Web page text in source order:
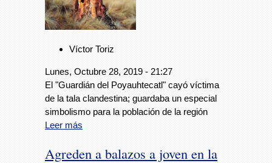
Víctor Toriz
Lunes, Octubre 28, 2019 - 21:27
El "Guardián del Poyauhtecatl" cayó víctima
de la tala clandestina; guardaba un especial
simbolismo para la población de la región
Leer más
Agreden a balazos a joven en la